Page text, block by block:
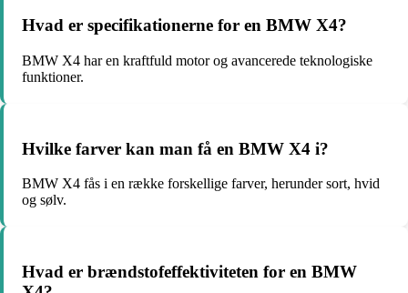
Hvad er specifikationerne for en BMW X4?
BMW X4 har en kraftfuld motor og avancerede teknologiske
funktioner.
Hvilke farver kan man få en BMW X4 i?
BMW X4 fås i en række forskellige farver, herunder sort, hvid
og sølv.
Hvad er brændstofeffektiviteten for en BMW